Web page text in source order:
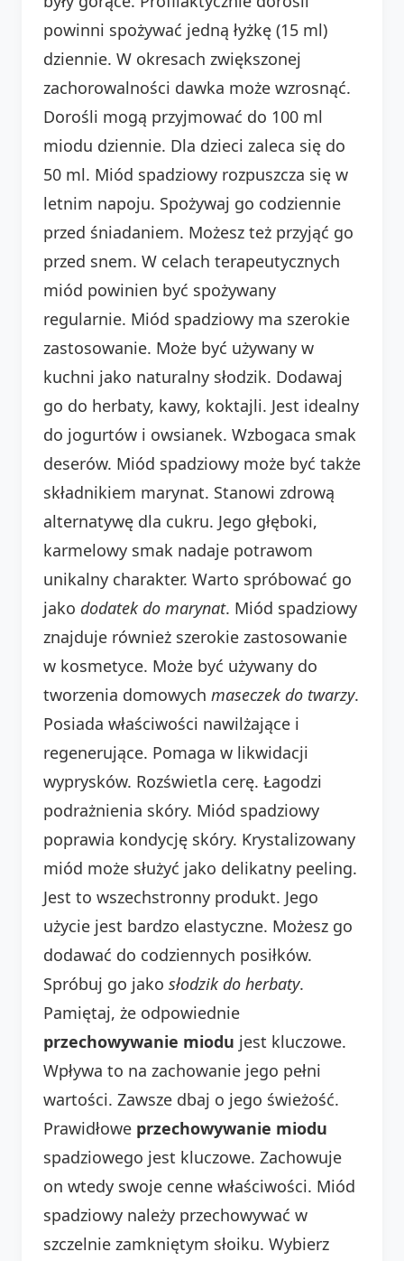
powinni spożywać jedną łyżkę (15 ml)
dziennie. W okresach zwiększonej
zachorowalności dawka może wzrosnąć.
Dorośli mogą przyjmować do 100 ml
miodu dziennie. Dla dzieci zaleca się do
50 ml. Miód spadziowy rozpuszcza się w
letnim napoju. Spożywaj go codziennie
przed śniadaniem. Możesz też przyjąć go
przed snem. W celach terapeutycznych
miód powinien być spożywany
regularnie. Miód spadziowy ma szerokie
zastosowanie. Może być używany w
kuchni jako naturalny słodzik. Dodawaj
go do herbaty, kawy, koktajli. Jest idealny
do jogurtów i owsianek. Wzbogaca smak
deserów. Miód spadziowy może być także
składnikiem marynat. Stanowi zdrową
alternatywę dla cukru. Jego głęboki,
karmelowy smak nadaje potrawom
unikalny charakter. Warto spróbować go
jako dodatek do marynat. Miód spadziowy
znajduje również szerokie zastosowanie
w kosmetyce. Może być używany do
tworzenia domowych maseczek do twarzy.
Posiada właściwości nawilżające i
regenerujące. Pomaga w likwidacji
wyprysków. Rozświetla cerę. Łagodzi
podrażnienia skóry. Miód spadziowy
poprawia kondycję skóry. Krystalizowany
miód może służyć jako delikatny peeling.
Jest to wszechstronny produkt. Jego
użycie jest bardzo elastyczne. Możesz go
dodawać do codziennych posiłków.
Spróbuj go jako słodzik do herbaty.
Pamiętaj, że odpowiednie
przechowywanie miodu jest kluczowe.
Wpływa to na zachowanie jego pełni
wartości. Zawsze dbaj o jego świeżość.
Prawidłowe przechowywanie miodu
spadziowego jest kluczowe. Zachowuje
on wtedy swoje cenne właściwości. Miód
spadziowy należy przechowywać w
szczelnie zamkniętym słoiku. Wybierz